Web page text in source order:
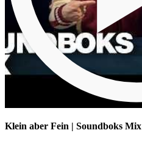
Klein aber Fein | Soundboks Mix